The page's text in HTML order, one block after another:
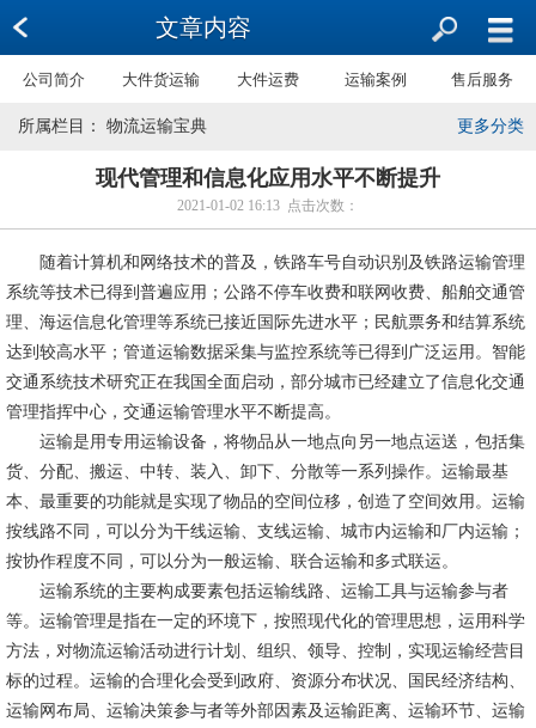
文章内容
公司简介 大件货运输 大件运费 运输案例 售后服务
更多分类
所属栏目： 物流运输宝典
现代管理和信息化应用水平不断提升
2021-01-02 16:13 点击次数：
随着计算机和网络技术的普及，铁路车号自动识别及铁路运输管理
系统等技术已得到普遍应用；公路不停车收费和联网收费、船舶交通管
理、海运信息化管理等系统已接近国际先进水平；民航票务和结算系统
达到较高水平；管道运输数据采集与监控系统等已得到广泛运用。智能
交通系统技术研究正在我国全面启动，部分城市已经建立了信息化交通
管理指挥中心，交通运输管理水平不断提高。
运输是用专用运输设备，将物品从一地点向另一地点运送，包括集
货、分配、搬运、中转、装入、卸下、分散等一系列操作。运输最基
本、最重要的功能就是实现了物品的空间位移，创造了空间效用。运输
按线路不同，可以分为干线运输、支线运输、城市内运输和厂内运输；
按协作程度不同，可以分为一般运输、联合运输和多式联运。
运输系统的主要构成要素包括运输线路、运输工具与运输参与者
等。运输管理是指在一定的环境下，按照现代化的管理思想，运用科学
方法，对物流运输活动进行计划、组织、领导、控制，实现运输经营目
标的过程。运输的合理化会受到政府、资源分布状况、国民经济结构、
运输网布局、运输决策参与者等外部因素及运输距离、运输环节、运输